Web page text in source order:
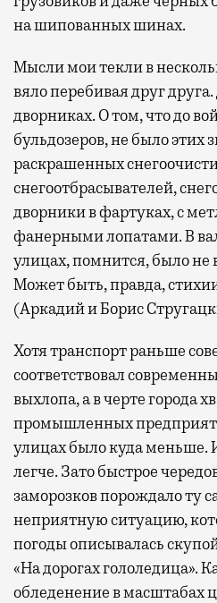
на шипованных шинах.
Мысли мои текли в
вяло перебивая друг
дворниках. О том, что до
бульдозеров, не было этих
раскрашенных
снегоотбрасывателей,
дворники в фартуках, с
фанерными лопатами. В
улицах, помнится, было
Может быть, правда,
(Аркадий и Борис
Хотя транспорт раньше
соответствовал
выхлопа, а в черте города
промышленных
улицах было куда меньше.
легче. Зато быстрое
заморозков порождало ту
неприятную ситуацию,
погоды описывалась
«На дорогах гололедица».
обледенение в масштабах